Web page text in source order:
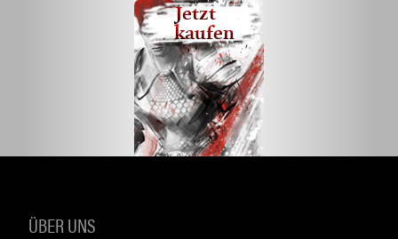
Jetzt
kaufen
ÜBER UNS